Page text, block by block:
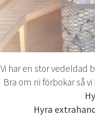
Vi har en stor vedeldad
Bra om ni förbokar så
Hyra